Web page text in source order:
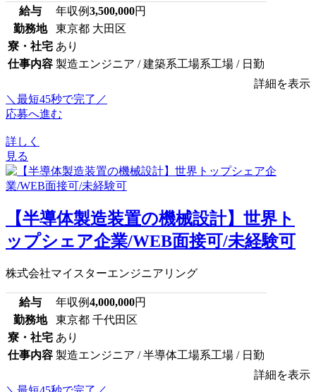
給与 年収例3,500,000円
勤務地
東京都 大田区
寮・社宅 あり
仕事内容 製造エンジニア / 建築系工場系工場 / 日勤
詳細を表示
＼最短45秒で完了／
応募へ進む
詳しく
見る
【半導体製造装置の機械設計】世界ト
ップシェア企業/WEB面接可/未経験可
株式会社マイスターエンジニアリング
給与 年収例4,000,000円
勤務地
東京都 千代田区
寮・社宅 あり
仕事内容 製造エンジニア / 半導体工場系工場 / 日勤
詳細を表示